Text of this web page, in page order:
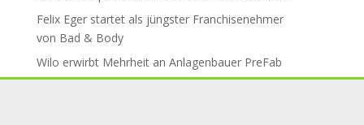
Felix Eger startet als jüngster Fran­chise­neh­mer
von Bad & Body
Wilo erwirbt Mehr­heit an An­la­gen­bau­er PreFab